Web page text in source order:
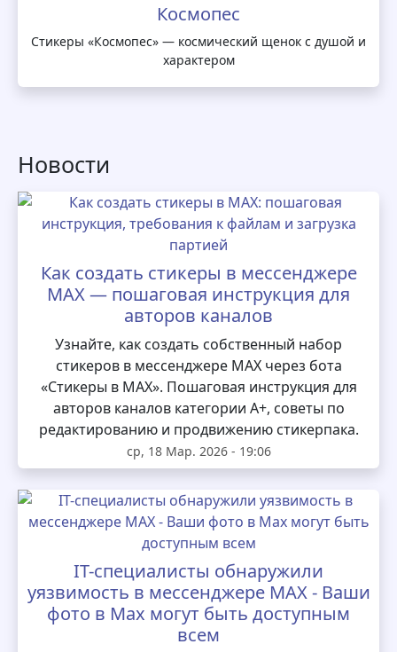
Космопес
Стикеры «Космопес» — космический щенок с душой и
характером
Новости
Как создать стикеры в мессенджере
MAX — пошаговая инструкция для
авторов каналов
Узнайте, как создать собственный набор
стикеров в мессенджере MAX через бота
«Стикеры в MAX». Пошаговая инструкция для
авторов каналов категории А+, советы по
редактированию и продвижению стикерпака.
ср, 18 Мар. 2026 - 19:06
IT-специалисты обнаружили
уязвимость в мессенджере MAX - Ваши
фото в Max могут быть доступным
всем